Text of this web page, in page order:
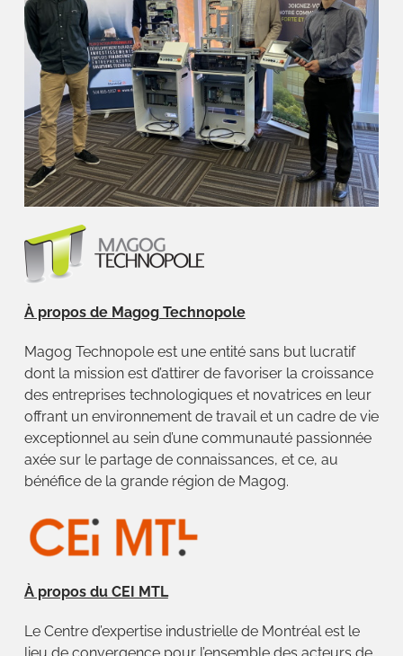
À propos de Magog Technopole
Magog Technopole est une entité sans but lucratif
dont la mission est d’attirer de favoriser la croissance
des entreprises technologiques et novatrices en leur
offrant un environnement de travail et un cadre de vie
exceptionnel au sein d’une communauté passionnée
axée sur le partage de connaissances, et ce, au
bénéfice de la grande région de Magog.
À propos du CEI MTL
Le Centre d’expertise industrielle de Montréal est le
lieu de convergence pour l’ensemble des acteurs de